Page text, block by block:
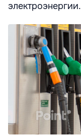
электроэнергии.